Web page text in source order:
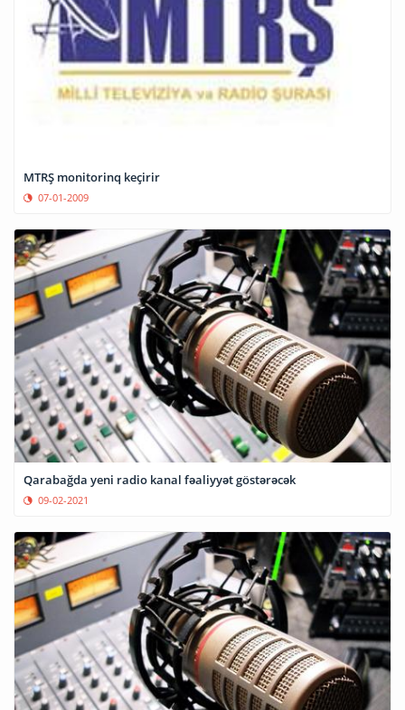
MTRŞ monitorinq keçirir
07-01-2009
Qarabağda yeni radio kanal fəaliyyət göstərəcək
09-02-2021